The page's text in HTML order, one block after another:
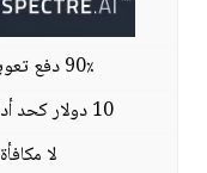
90٪ دفع تعويضات
10 دولار كحد أدنى إيداع
لا مكافأة